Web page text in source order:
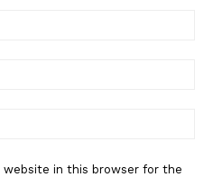
website in this browser for the